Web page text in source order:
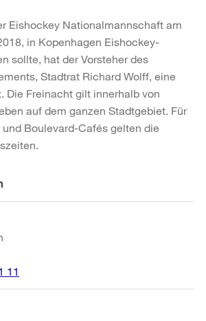
Eishockey Nationalmannschaft am
in Kopenhagen Eishockey-
sollte, hat der Vorsteher des
Stadtrat Richard Wolff, eine
Die Freinacht gilt innerhalb von
auf dem ganzen Stadtgebiet. Für
Boulevard-Cafés gelten die
11